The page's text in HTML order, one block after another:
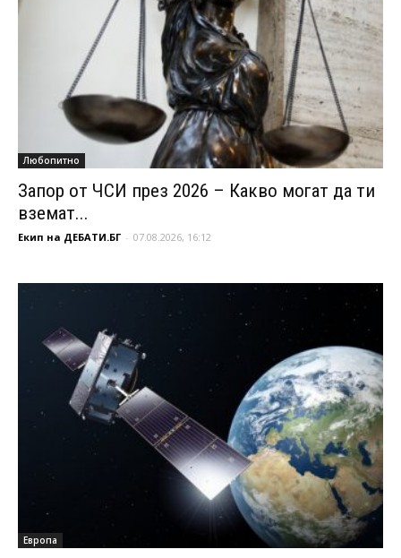
Любопитно
Запор от ЧСИ през 2026 – Какво могат да ти
вземат...
Екип на ДЕБАТИ.БГ - 07.08.2026, 16:12
Европа